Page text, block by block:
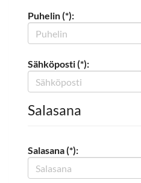
Puhelin (*):
Sähköposti (*):
Salasana
Salasana (*):